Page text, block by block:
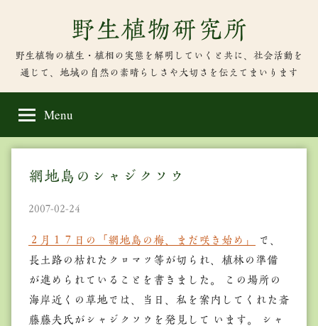
content
野生植物研究所
野生植物の植生・植相の実態を解明していくと共に、社会活動を
通じて、地域の自然の素晴らしさや大切さを伝えてまいります
Menu
網地島のシャジクソウ
2007-02-24
２月１７日の「網地島の梅、まだ咲き始め」
で、
長土路の枯れたクロマツ等が切られ、植林の準備
が進められていることを書きました。 この場所の
海岸近くの草地では、当日、私を案内してくれた斎
藤藤夫氏がシャジクソウを発見して います。 シャ